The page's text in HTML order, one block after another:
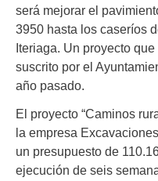
será mejorar el
3950 hasta los caseríos
Iteriaga. Un proyecto
suscrito por el
año pasado.
El proyecto “Caminos
la empresa
un presupuesto de
ejecución de seis